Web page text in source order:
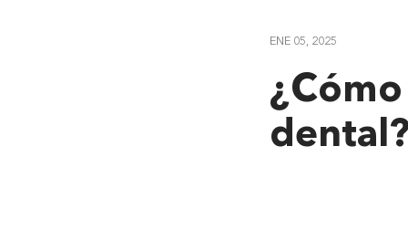
ENE 05, 2025
dental?